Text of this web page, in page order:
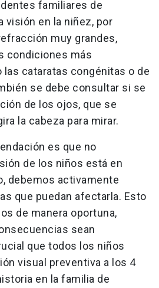
familiares de
visión en la niñez, por
muy grandes,
condiciones más
cataratas congénitas o de
se debe consultar si se
de los ojos, que se
la cabeza para mirar.
es que no
de los niños está en
debemos activamente
que puedan afectarla. Esto
de manera oportuna,
sean
que todos los niños
visual preventiva a los 4
en la familia de